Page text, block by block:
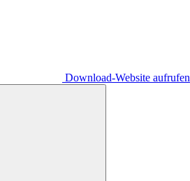
Download-Website aufrufen